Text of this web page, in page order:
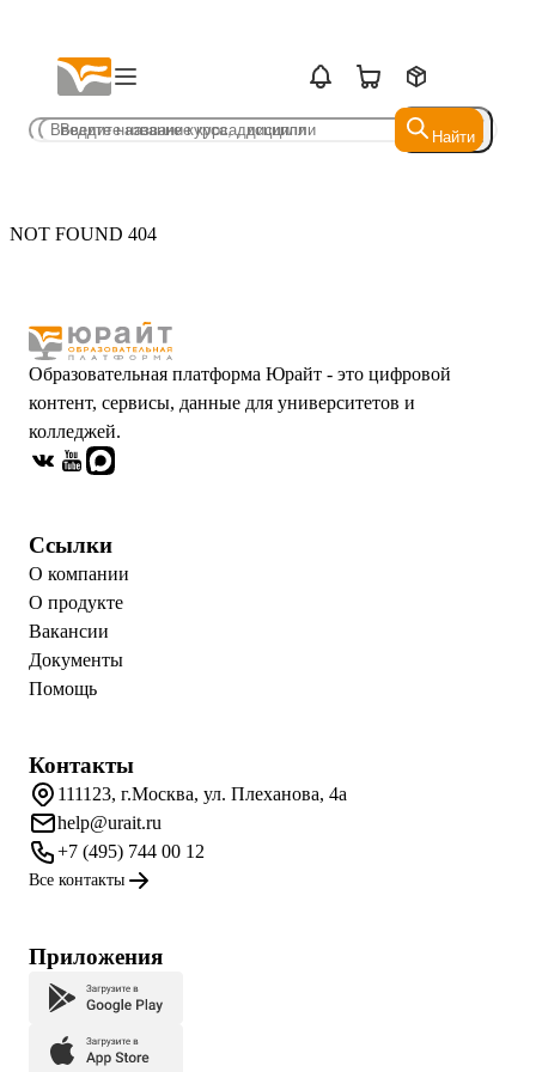
Найти
Найти
NOT FOUND 404
Образовательная платформа Юрайт - это цифровой
контент, сервисы, данные для университетов и
колледжей.
Ссылки
О компании
О продукте
Вакансии
Документы
Помощь
Контакты
111123, г.Москва, ул. Плеханова, 4а
help@urait.ru
+7 (495) 744 00 12
Все контакты
Приложения